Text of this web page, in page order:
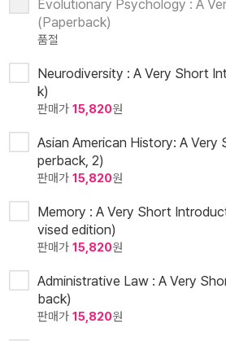
Evolutionary Psychology : A
(Paperback)
품절
Neurodiversity : A Very Short
k)
판매가 15,820원
Asian American History: A
perback, 2)
판매가 15,820원
Memory : A Very Short
vised edition)
판매가 15,820원
Administrative Law : A Very
back)
판매가 15,820원